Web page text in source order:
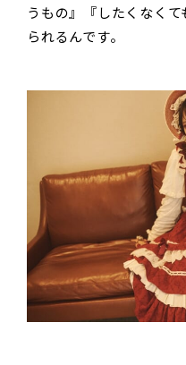
うもの』『したくなく
られるんです。